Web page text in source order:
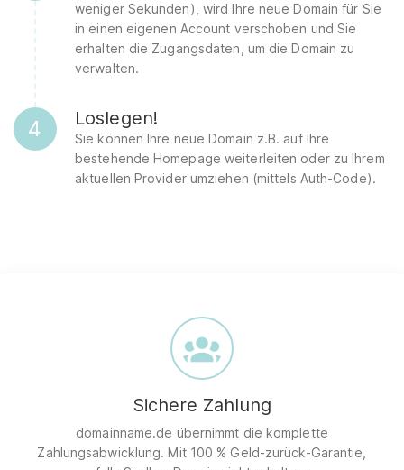
weniger Sekunden), wird Ihre neue Domain für Sie
in einen eigenen Account verschoben und Sie
erhalten die Zugangsdaten, um die Domain zu
verwalten.
4 Loslegen!
Sie können Ihre neue Domain z.B. auf Ihre
bestehende Homepage weiterleiten oder zu Ihrem
aktuellen Provider umziehen (mittels Auth-Code).
Sichere Zahlung
domainname.de übernimmt die komplette
Zahlungsabwicklung. Mit 100 % Geld-zurück-Garantie,